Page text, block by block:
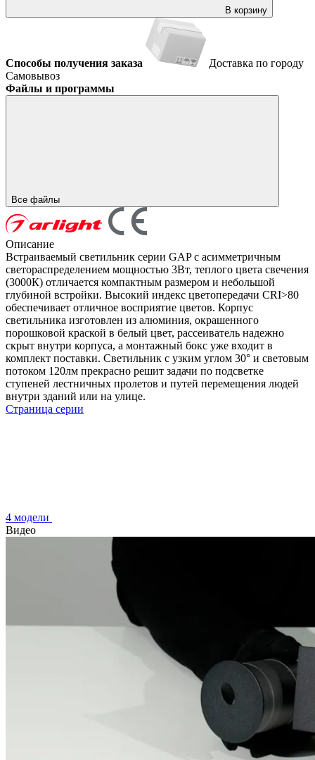
В корзину
Способы получения заказа
Доставка по городу
Самовывоз
Файлы и программы
Все файлы
Описание
Встраиваемый светильник серии GAP с асимметричным
светораспределением мощностью 3Вт, теплого цвета свечения
(3000К) отличается компактным размером и небольшой
глубиной встройки. Высокий индекс цветопередачи CRI>80
обеспечивает отличное восприятие цветов. Корпус
светильника изготовлен из алюминия, окрашенного
порошковой краской в белый цвет, рассеиватель надежно
скрыт внутри корпуса, а монтажный бокс уже входит в
комплект поставки. Светильник с узким углом 30° и световым
потоком 120лм прекрасно решит задачи по подсветке
ступеней лестничных пролетов и путей перемещения людей
внутри зданий или на улице.
Страница серии
4 модели
Видео